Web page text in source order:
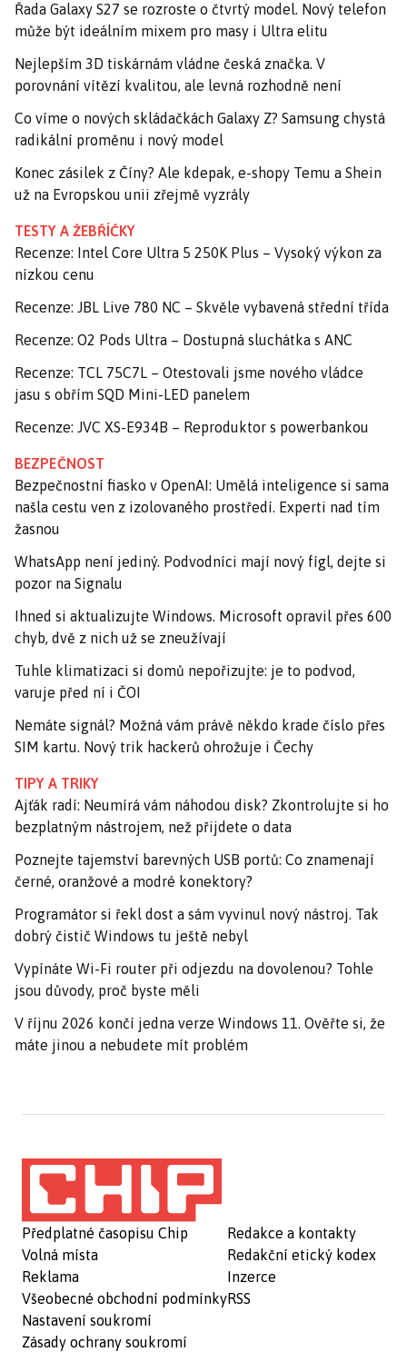
Řada Galaxy S27 se rozroste o čtvrtý model. Nový telefon
může být ideálním mixem pro masy i Ultra elitu
Nejlepším 3D tiskárnám vládne česká značka. V
porovnání vítězí kvalitou, ale levná rozhodně není
Co víme o nových skládačkách Galaxy Z? Samsung chystá
radikální proměnu i nový model
Konec zásilek z Číny? Ale kdepak, e-shopy Temu a Shein
už na Evropskou unii zřejmě vyzrály
TESTY A ŽEBŘÍČKY
Recenze: Intel Core Ultra 5 250K Plus – Vysoký výkon za
nízkou cenu
Recenze: JBL Live 780 NC – Skvěle vybavená střední třída
Recenze: O2 Pods Ultra – Dostupná sluchátka s ANC
Recenze: TCL 75C7L – Otestovali jsme nového vládce
jasu s obřím SQD Mini-LED panelem
Recenze: JVC XS-E934B – Reproduktor s powerbankou
BEZPEČNOST
Bezpečnostní fiasko v OpenAI: Umělá inteligence si sama
našla cestu ven z izolovaného prostředí. Experti nad tím
žasnou
WhatsApp není jediný. Podvodníci mají nový fígl, dejte si
pozor na Signalu
Ihned si aktualizujte Windows. Microsoft opravil přes 600
chyb, dvě z nich už se zneužívají
Tuhle klimatizaci si domů nepořizujte: je to podvod,
varuje před ní i ČOI
Nemáte signál? Možná vám právě někdo krade číslo přes
SIM kartu. Nový trik hackerů ohrožuje i Čechy
TIPY A TRIKY
Ajťák radí: Neumírá vám náhodou disk? Zkontrolujte si ho
bezplatným nástrojem, než přijdete o data
Poznejte tajemství barevných USB portů: Co znamenají
černé, oranžové a modré konektory?
Programátor si řekl dost a sám vyvinul nový nástroj. Tak
dobrý čistič Windows tu ještě nebyl
Vypínáte Wi-Fi router při odjezdu na dovolenou? Tohle
jsou důvody, proč byste měli
V říjnu 2026 končí jedna verze Windows 11. Ověřte si, že
máte jinou a nebudete mít problém
Předplatné časopisu Chip
Volná místa
Reklama
Všeobecné obchodní podmínky
Nastavení soukromí
Zásady ochrany soukromí
Redakce a kontakty
Redakční etický kodex
Inzerce
RSS